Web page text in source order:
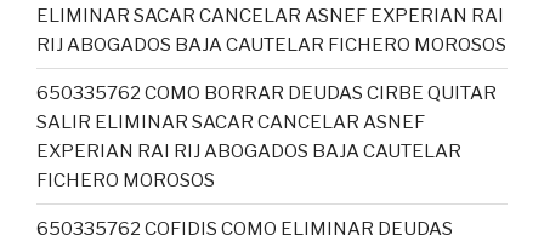
ELIMINAR SACAR CANCELAR ASNEF EXPERIAN RAI
RIJ ABOGADOS BAJA CAUTELAR FICHERO MOROSOS
650335762 COMO BORRAR DEUDAS CIRBE QUITAR
SALIR ELIMINAR SACAR CANCELAR ASNEF
EXPERIAN RAI RIJ ABOGADOS BAJA CAUTELAR
FICHERO MOROSOS
650335762 COFIDIS COMO ELIMINAR DEUDAS